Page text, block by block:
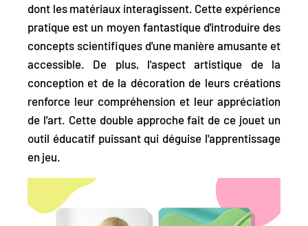
dont les matériaux interagissent. Cette expérience
pratique est un moyen fantastique d'introduire des
concepts scientifiques d'une manière amusante et
accessible. De plus, l'aspect artistique de la
conception et de la décoration de leurs créations
renforce leur compréhension et leur appréciation
de l'art. Cette double approche fait de ce jouet un
outil éducatif puissant qui déguise l'apprentissage
en jeu.